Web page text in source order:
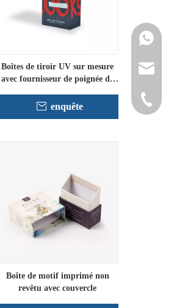
Boîtes de tiroir UV sur mesure
avec fournisseur de poignée de
enquête
Boîte de motif imprimé non
revêtu avec couvercle
+86-